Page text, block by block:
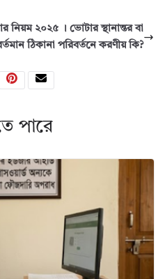
নিয়ম ২০২৫ । ভোটার স্থানান্তর বা
ঠিকানা পরিবর্তনে করণীয় কি?
পারে